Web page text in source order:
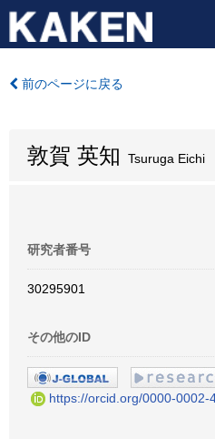
前のページに戻る
敦賀 英知 Tsuruga Eichi
研究者番号
30295901
その他のID
https://orcid.org/0000-0002-